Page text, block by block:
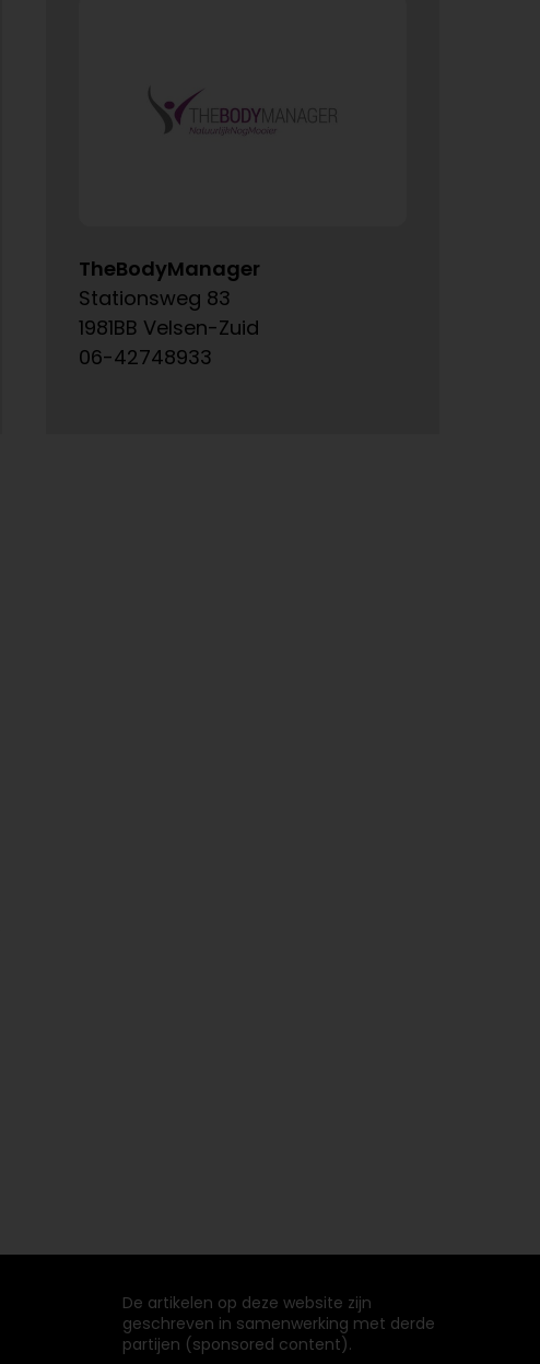
TheBodyManager
Stationsweg 83
1981BB Velsen-Zuid
06-42748933
De artikelen op deze website zijn
geschreven in samenwerking met derde
partijen (sponsored content).